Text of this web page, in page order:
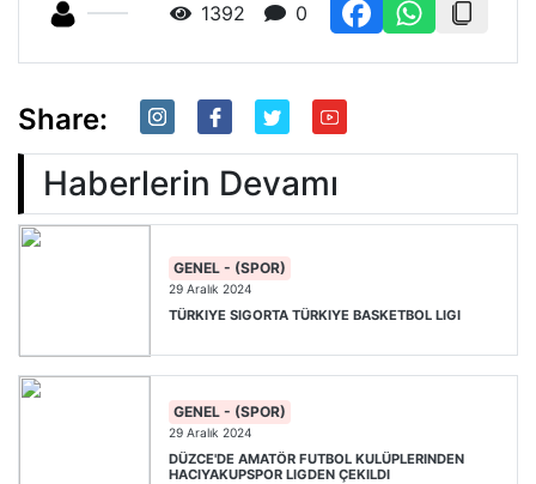
1392 0
Share:
Haberlerin Devamı
GENEL - (SPOR)
29 Aralık 2024
TÜRKIYE SIGORTA TÜRKIYE BASKETBOL LIGI
GENEL - (SPOR)
29 Aralık 2024
DÜZCE'DE AMATÖR FUTBOL KULÜPLERINDEN
HACIYAKUPSPOR LIGDEN ÇEKILDI